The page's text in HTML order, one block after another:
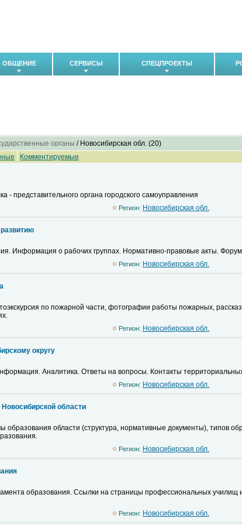
ОБЩЕНИЕ СЕРВИСЫ СПЕЦПРОЕКТЫ
органы / Новосибирская обл. (20)
Комментируемые
- представительного органа городского самоуправления
Регион: Новосибирская обл.
Информация о рабочих группах. Нормативно-правовые акты.
Регион: Новосибирская обл.
по пожарной части, фотографии работы пожарных,
Регион: Новосибирская обл.
округу
Аналитика. Ответы на вопросы. Контакты территориальных
Регион: Новосибирская обл.
области
образования области (структура, нормативные документы), типов
Регион: Новосибирская обл.
образования. Ссылки на страницы профессиональных училищ
Регион: Новосибирская обл.